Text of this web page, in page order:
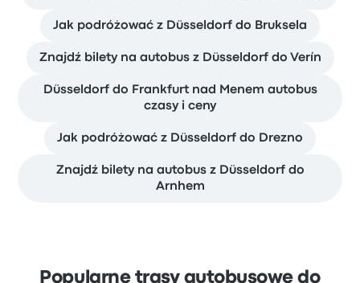
Jak podróżować z Düsseldorf do Bruksela
Znajdź bilety na autobus z Düsseldorf do Verín
Düsseldorf do Frankfurt nad Menem autobus
czasy i ceny
Jak podróżować z Düsseldorf do Drezno
Znajdź bilety na autobus z Düsseldorf do
Arnhem
Popularne trasy autobusowe do